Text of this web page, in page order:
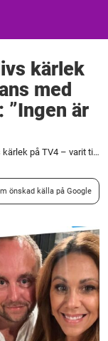
kärlek
med
”Ingen är
Sofia Geite hittade sitt livs kärlek på TV4 – varit tillsammans med kollegan Johan i tolv år: ”Ingen är som du”
önskad källa på Google